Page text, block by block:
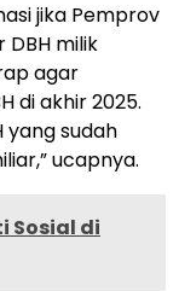
jika Pemprov
DBH milik
agar
di akhir 2025.
yang sudah
ucapnya.
Sosial di